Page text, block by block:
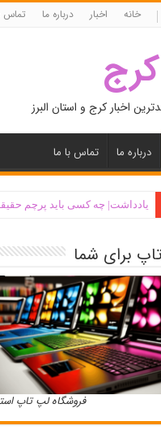
خانه اخبار درباره ما تماس
اخبار کرج و استان البرز
درباره ما تماس با ما
یادداشت| ‌چه کسی باید پرچم
برای شما
فروشگاه لپ تاپ